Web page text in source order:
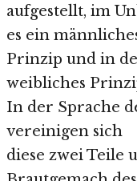
aufgestellt, im
es ein
Prinzip und in
weibliches
In der Sprache
vereinigen sich
diese zwei Teile